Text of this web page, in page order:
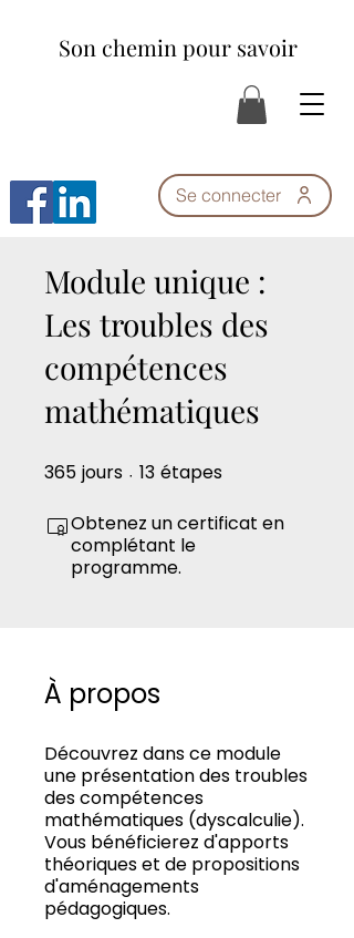
Son chemin pour savoir
Se connecter
Module unique :
Les troubles des
compétences
mathématiques
365 jours 365 jours
13 étapes
Obtenez un certificat en
complétant le
programme.
À propos
Découvrez dans ce module
une présentation des troubles
des compétences
mathématiques (dyscalculie).
Vous bénéficierez d'apports
théoriques et de propositions
d'aménagements
pédagogiques.